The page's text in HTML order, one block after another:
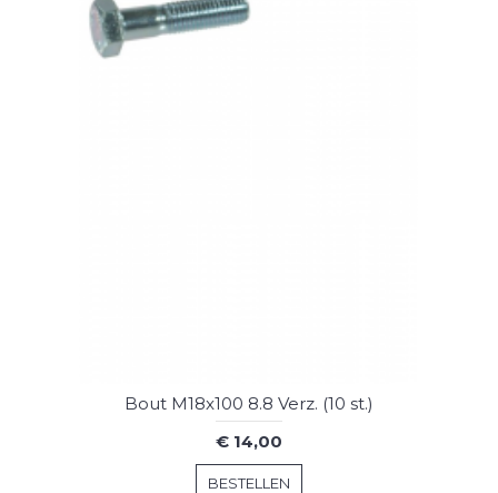
Bout M18x100 8.8 Verz. (10 st.)
€ 14,00
BESTELLEN